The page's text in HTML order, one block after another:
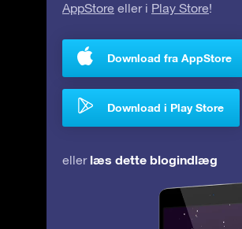
AppStore eller i Play Store!
Download fra AppStore
Download i Play Store
eller læs dette blogindlæg